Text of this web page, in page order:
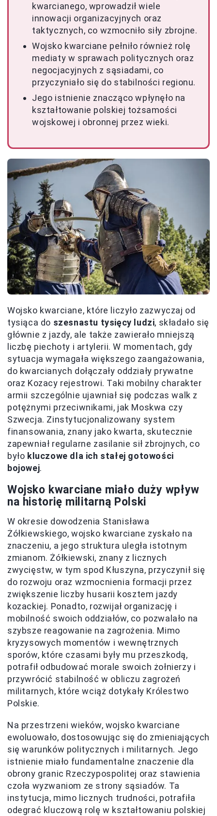
kwarcianego, wprowadził wiele
innowacji organizacyjnych oraz
taktycznych, co wzmocniło siły zbrojne.
Wojsko kwarciane pełniło również rolę
mediaty w sprawach politycznych oraz
negocjacyjnych z sąsiadami, co
przyczyniało się do stabilności regionu.
Jego istnienie znacząco wpłynęło na
kształtowanie polskiej tożsamości
wojskowej i obronnej przez wieki.
Wojsko kwarciane, które liczyło zazwyczaj od
tysiąca do szesnastu tysięcy ludzi, składało się
głównie z jazdy, ale także zawierało mniejszą
liczbę piechoty i artylerii. W momentach, gdy
sytuacja wymagała większego zaangażowania,
do kwarcianych dołączały oddziały prywatne
oraz Kozacy rejestrowi. Taki mobilny charakter
armii szczególnie ujawniał się podczas walk z
potężnymi przeciwnikami, jak Moskwa czy
Szwecja. Zinstytucjonalizowany system
finansowania, znany jako kwarta, skutecznie
zapewniał regularne zasilanie sił zbrojnych, co
było kluczowe dla ich stałej gotowości
bojowej.
Wojsko kwarciane miało duży wpływ
na historię militarną Polski
W okresie dowodzenia Stanisława
Żółkiewskiego, wojsko kwarciane zyskało na
znaczeniu, a jego struktura uległa istotnym
zmianom. Żółkiewski, znany z licznych
zwycięstw, w tym spod Kłuszyna, przyczynił się
do rozwoju oraz wzmocnienia formacji przez
zwiększenie liczby husarii kosztem jazdy
kozackiej. Ponadto, rozwijał organizację i
mobilność swoich oddziałów, co pozwalało na
szybsze reagowanie na zagrożenia. Mimo
kryzysowych momentów i wewnętrznych
sporów, które czasami były mu przeszkodą,
potrafił odbudować morale swoich żołnierzy i
przywrócić stabilność w obliczu zagrożeń
militarnych, które wciąż dotykały Królestwo
Polskie.
Na przestrzeni wieków, wojsko kwarciane
ewoluowało, dostosowując się do zmieniających
się warunków politycznych i militarnych. Jego
istnienie miało fundamentalne znaczenie dla
obrony granic Rzeczypospolitej oraz stawienia
czoła wyzwaniom ze strony sąsiadów. Ta
instytucja, mimo licznych trudności, potrafiła
odegrać kluczową rolę w kształtowaniu polskiej